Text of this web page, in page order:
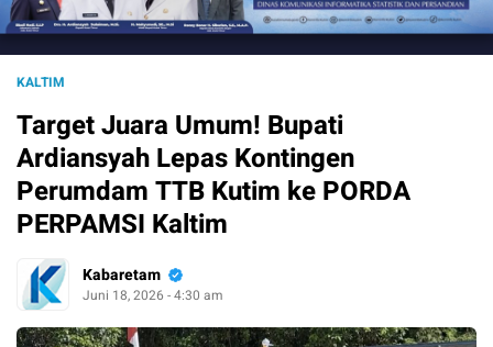
KALTIM
Target Juara Umum! Bupati
Ardiansyah Lepas Kontingen
Perumdam TTB Kutim ke PORDA
PERPAMSI Kaltim
Kabaretam
Juni 18, 2026 - 4:30 am